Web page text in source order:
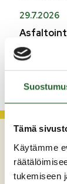
Tämä
Käytämme
tukemiseen
29.7.2026